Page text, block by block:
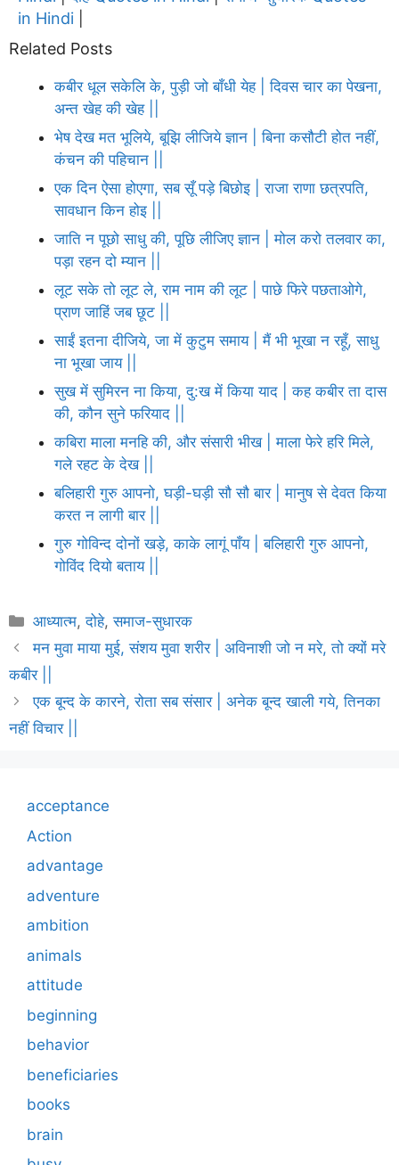
in Hindi
Related Posts
कबीर धूल सकेलि के, पुड़ी जो बाँधी येह | दिवस चार का पेखना,
अन्त खेह की खेह ||
भेष देख मत भूलिये, बूझि लीजिये ज्ञान | बिना कसौटी होत नहीं,
कंचन की पहिचान ||
एक दिन ऐसा होएगा, सब सूँ पड़े बिछोइ | राजा राणा छत्रपति,
सावधान किन होइ ||
जाति न पूछो साधु की, पूछि लीजिए ज्ञान | मोल करो तलवार का,
पड़ा रहन दो म्यान ||
लूट सके तो लूट ले, राम नाम की लूट | पाछे फिरे पछताओगे,
प्राण जाहिं जब छूट ||
साईं इतना दीजिये, जा में कुटुम समाय | मैं भी भूखा न रहूँ, साधु
ना भूखा जाय ||
सुख में सुमिरन ना किया, दु:ख में किया याद | कह कबीर ता दास
की, कौन सुने फरियाद ||
कबिरा माला मनहि की, और संसारी भीख | माला फेरे हरि मिले,
गले रहट के देख ||
बलिहारी गुरु आपनो, घड़ी-घड़ी सौ सौ बार | मानुष से देवत किया
करत न लागी बार ||
गुरु गोविन्द दोनों खड़े, काके लागूं पाँय | बलिहारी गुरु आपनो,
गोविंद दियो बताय ||
Categories
आध्यात्म,दोहे,समाज-सुधारक
मन मुवा माया मुई, संशय मुवा शरीर | अविनाशी जो न मरे, तो क्यों मरे
कबीर ||
एक बून्द के कारने, रोता सब संसार | अनेक बून्द खाली गये, तिनका
नहीं विचार ||
acceptance
Action
advantage
adventure
ambition
animals
attitude
beginning
behavior
beneficiaries
books
brain